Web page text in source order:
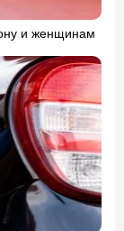
и женщинам